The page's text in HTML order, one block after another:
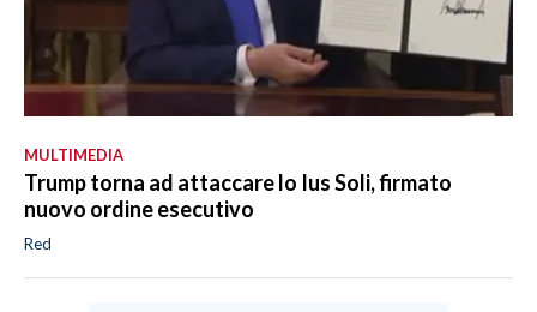
MULTIMEDIA
Trump torna ad attaccare lo Ius Soli, firmato
nuovo ordine esecutivo
Red